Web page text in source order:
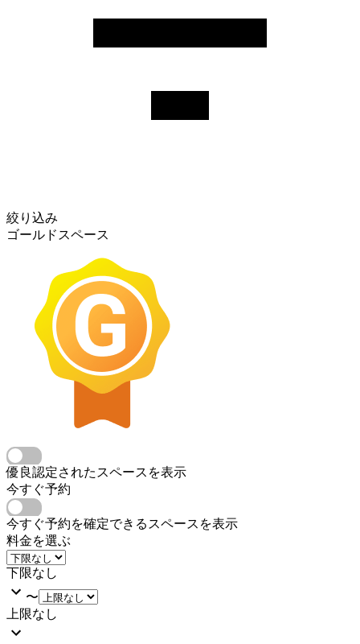
絞り込み
ゴールドスペース
優良認定されたスペースを表示
今すぐ予約
今すぐ予約を確定できるスペースを表示
料金を選ぶ
下限なし
〜
上限なし